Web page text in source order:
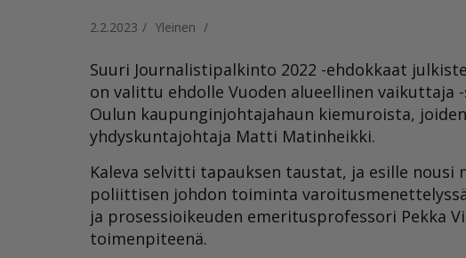
2.2.2023 / Yleinen /
Suuri Journalistipalkinto 2022 -ehdokkaat
on valittu ehdolle Vuoden alueellinen vaikuttaja
Oulun kaupunginjohtajahaun kiemuroista,
yhdyskuntajohtaja Matti Matinheikki.
Kaleva selvitti tapauksen taustat, ja esille nousi
poliittisen johdon toiminta
ja prosessioikeuden emeritusprofessori Pekka
toimenpiteenä.